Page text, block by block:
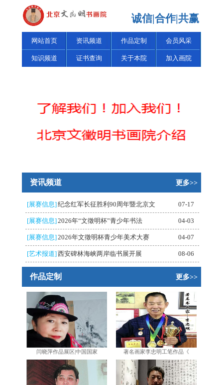
诚信|合作|共赢
网站首页 资讯频道 作品定制 会员风采
知识频道 证书查询 关于本院 加入画院
资讯频道 更多>>
[展赛信息]纪念红军长征胜利90周年暨北京文 07-17
[展赛信息]2026年“文徵明杯”青少年书法 04-03
[展赛信息]2026年文徵明杯青少年美术大赛 04-07
[艺术报道]西安碑林海峡两岸临书展开展 08-06
作品定制 更多>>
闫晓萍作品展区|中国国家 著名画家李忠明工笔作品《